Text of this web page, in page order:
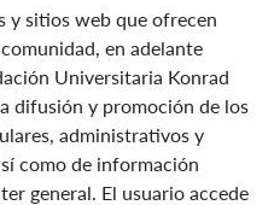
y sitios web que ofrecen
en adelante
Universitaria Konrad
difusión y promoción de los
administrativos y
como de información
general. El usuario accede